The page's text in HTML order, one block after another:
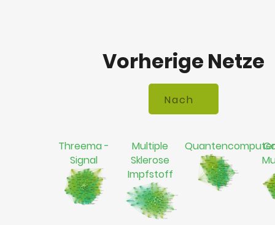
Vorherige Netze
Threema -
Signal
Multiple
Sklerose
Impfstoff
Quantencomputer